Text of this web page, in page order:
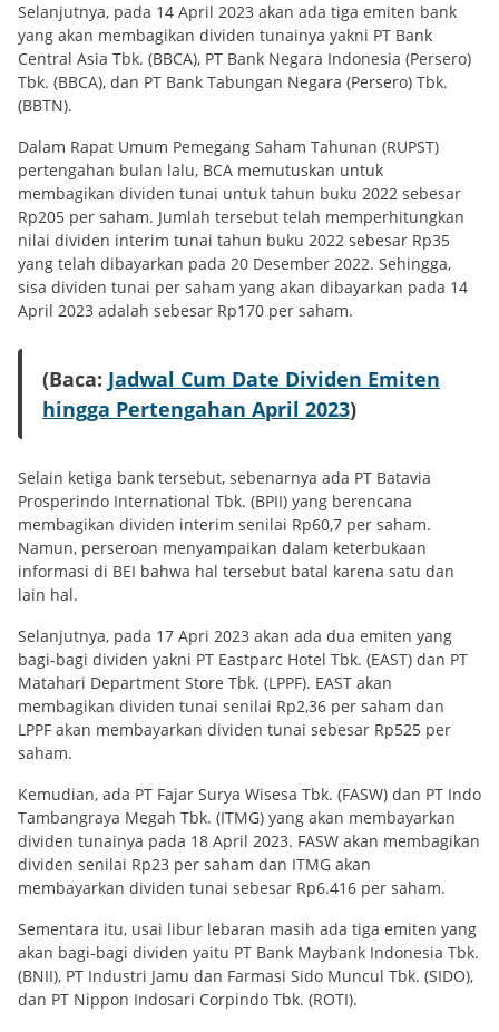
Selanjutnya, pada 14 April 2023 akan ada tiga emiten bank
yang akan membagikan dividen tunainya yakni PT Bank
Central Asia Tbk. (BBCA), PT Bank Negara Indonesia (Persero)
Tbk. (BBCA), dan PT Bank Tabungan Negara (Persero) Tbk.
(BBTN).
Dalam Rapat Umum Pemegang Saham Tahunan (RUPST)
pertengahan bulan lalu, BCA memutuskan untuk
membagikan dividen tunai untuk tahun buku 2022 sebesar
Rp205 per saham. Jumlah tersebut telah memperhitungkan
nilai dividen interim tunai tahun buku 2022 sebesar Rp35
yang telah dibayarkan pada 20 Desember 2022. Sehingga,
sisa dividen tunai per saham yang akan dibayarkan pada 14
April 2023 adalah sebesar Rp170 per saham.
(Baca: Jadwal Cum Date Dividen Emiten
hingga Pertengahan April 2023)
Selain ketiga bank tersebut, sebenarnya ada PT Batavia
Prosperindo International Tbk. (BPII) yang berencana
membagikan dividen interim senilai Rp60,7 per saham.
Namun, perseroan menyampaikan dalam keterbukaan
informasi di BEI bahwa hal tersebut batal karena satu dan
lain hal.
Selanjutnya, pada 17 Apri 2023 akan ada dua emiten yang
bagi-bagi dividen yakni PT Eastparc Hotel Tbk. (EAST) dan PT
Matahari Department Store Tbk. (LPPF). EAST akan
membagikan dividen tunai senilai Rp2,36 per saham dan
LPPF akan membayarkan dividen tunai sebesar Rp525 per
saham.
Kemudian, ada PT Fajar Surya Wisesa Tbk. (FASW) dan PT Indo
Tambangraya Megah Tbk. (ITMG) yang akan membayarkan
dividen tunainya pada 18 April 2023. FASW akan membagikan
dividen senilai Rp23 per saham dan ITMG akan
membayarkan dividen tunai sebesar Rp6.416 per saham.
Sementara itu, usai libur lebaran masih ada tiga emiten yang
akan bagi-bagi dividen yaitu PT Bank Maybank Indonesia Tbk.
(BNII), PT Industri Jamu dan Farmasi Sido Muncul Tbk. (SIDO),
dan PT Nippon Indosari Corpindo Tbk. (ROTI).